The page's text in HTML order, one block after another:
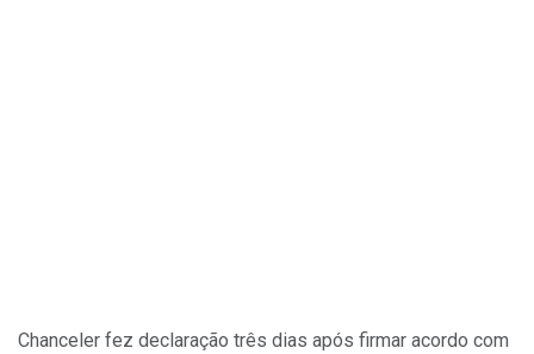
Chanceler fez declaração três dias após firmar acordo com